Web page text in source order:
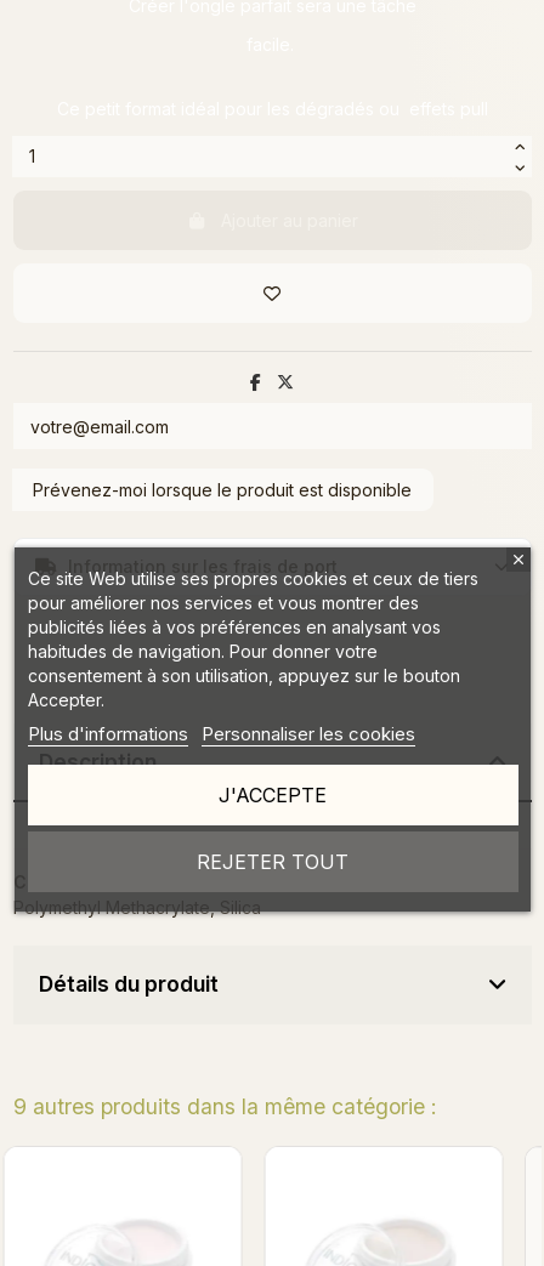
Information sur les frais de port
Description
Polymethyl Methacrylate, Silica
Détails du produit
9 autres produits dans la même catégorie :
Bientôt en stock
Ce site Web utilise ses propres cookies et ceux de tiers
pour améliorer nos services et vous montrer des
publicités liées à vos préférences en analysant vos
habitudes de navigation. Pour donner votre
consentement à son utilisation, appuyez sur le bouton
Accepter.
Plus d'informations Personnaliser les cookies
REJETER TOUT
J'ACCEPTE